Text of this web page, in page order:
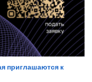
приглашаются к